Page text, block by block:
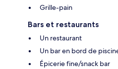
Grille-pain
Bars et restaurants
Un restaurant
Un bar en bord de
Épicerie fine/snack bar